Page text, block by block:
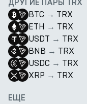
ДРУГИЕ ПАРЫ TRX
BTC → TRX
ETH → TRX
USDT → TRX
BNB → TRX
USDC → TRX
XRP → TRX
ЕЩЕ